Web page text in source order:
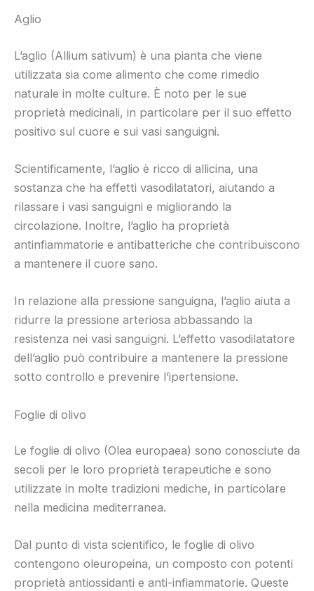
Aglio
L’aglio (Allium sativum) è una pianta che viene
utilizzata sia come alimento che come rimedio
naturale in molte culture. È noto per le sue
proprietà medicinali, in particolare per il suo effetto
positivo sul cuore e sui vasi sanguigni.
Scientificamente, l’aglio è ricco di allicina, una
sostanza che ha effetti vasodilatatori, aiutando a
rilassare i vasi sanguigni e migliorando la
circolazione. Inoltre, l’aglio ha proprietà
antinfiammatorie e antibatteriche che contribuiscono
a mantenere il cuore sano.
In relazione alla pressione sanguigna, l’aglio aiuta a
ridurre la pressione arteriosa abbassando la
resistenza nei vasi sanguigni. L’effetto vasodilatatore
dell’aglio può contribuire a mantenere la pressione
sotto controllo e prevenire l’ipertensione.
Foglie di olivo
Le foglie di olivo (Olea europaea) sono conosciute da
secoli per le loro proprietà terapeutiche e sono
utilizzate in molte tradizioni mediche, in particolare
nella medicina mediterranea.
Dal punto di vista scientifico, le foglie di olivo
contengono oleuropeina, un composto con potenti
proprietà antiossidanti e anti-infiammatorie. Queste